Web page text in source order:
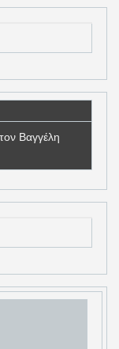
Βαγγέλη